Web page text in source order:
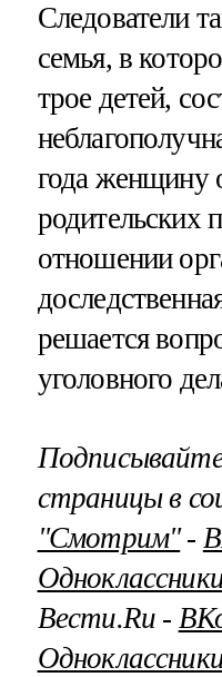
Следователи
семья, в
трое детей,
года женщину
родительских
отношении
решается
уголовного
страницы в
"Смотрим"‐
Вести.Ru ‐